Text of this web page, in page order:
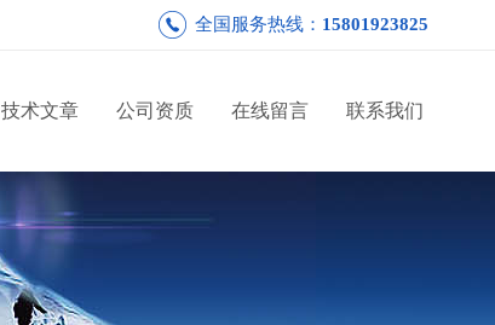
全国服务热线： 15801923825
技术文章 公司资质 在线留言 联系我们